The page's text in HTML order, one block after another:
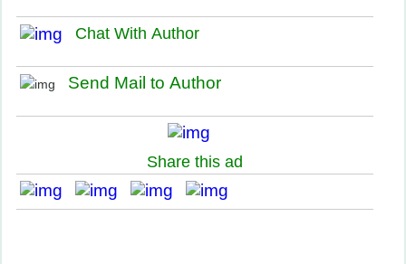
Chat With Author
Send Mail to Author
Share this ad